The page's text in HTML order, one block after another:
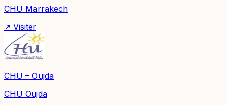
CHU Marrakech
↗ Visiter
CHU – Oujda
CHU Oujda